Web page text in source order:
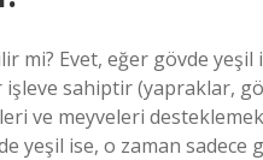
Evet, eğer gövde yeşil
sahiptir (yapraklar,
ve meyveleri
yeşil ise, o zaman sadece